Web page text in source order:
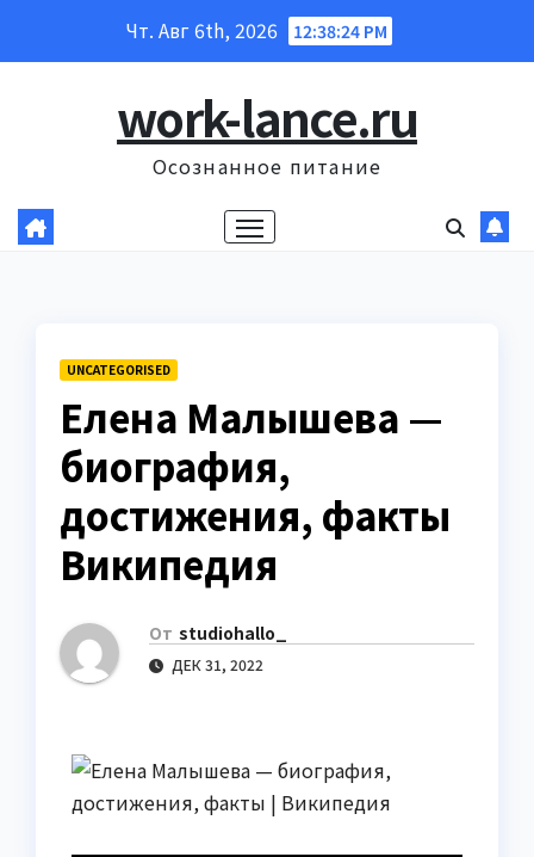
Чт. Авг 6th, 2026 12:38:25 PM
work-lance.ru
Осознанное питание
UNCATEGORISED
Елена Малышева —
биография,
достижения, факты
Википедия
От studiohallo_
ДЕК 31, 2022